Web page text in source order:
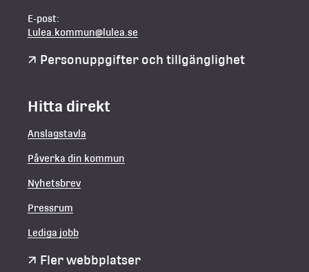
E-post:
Lulea.kommun@lulea.se
Personuppgifter och tillgänglighet
Hitta direkt
Anslagstavla
Påverka din kommun
Nyhetsbrev
Pressrum
Lediga jobb
Fler webbplatser